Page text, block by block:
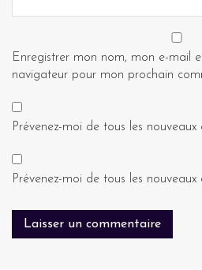
Enregistrer mon nom, mon e-mail
navigateur pour mon prochain
Prévenez-moi de tous les
Prévenez-moi de tous les